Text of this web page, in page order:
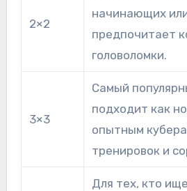
2×2
начинающих
предпочитает
головоломки.
3×3
Самый
подходит как
опытным
тренировок и
Для тех, кто